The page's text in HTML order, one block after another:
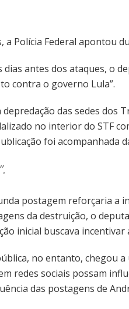
a Polícia Federal apontou
dias antes dos ataques, o
contra o governo Lula”.
depredação das sedes dos
no interior do STF
foi acompanhada
postagem reforçaria a
da destruição, o
inicial buscava incentivar
no entanto, chegou
redes sociais possam
das postagens de